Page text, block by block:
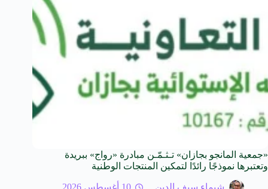
«جمعية المانجو بجازان» تـثـمّـن مبادرة «رواج» ببريدة
وتعتبرها نموذجًا رائدًا لتمكين المنتجات الوطنية